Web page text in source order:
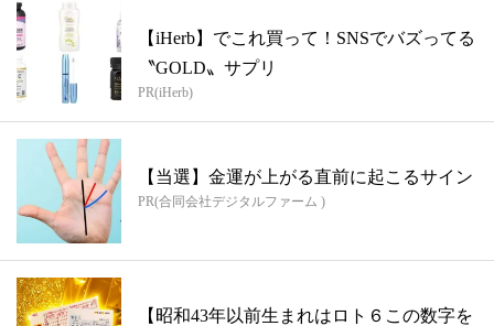
【iHerb】でこれ買って！SNSでバズってる
〝GOLD〟サプリ
PR(iHerb)
【当選】金運が上がる直前に起こるサイン
PR(合同会社デジタルファーム )
【昭和43年以前生まれはロト６この数字を